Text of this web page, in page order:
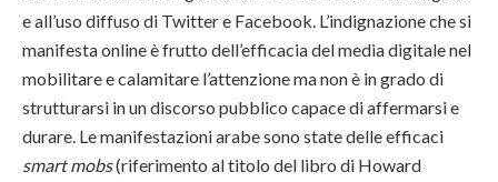
e all’uso diffuso di Twitter e Facebook. L’indignazione che si
manifesta online è frutto dell’efficacia del media digitale nel
mobilitare e calamitare l’attenzione ma non è in grado di
strutturarsi in un discorso pubblico capace di affermarsi e
durare. Le manifestazioni arabe sono state delle efficaci
smart mobs(riferimento al titolo del libro di Howard